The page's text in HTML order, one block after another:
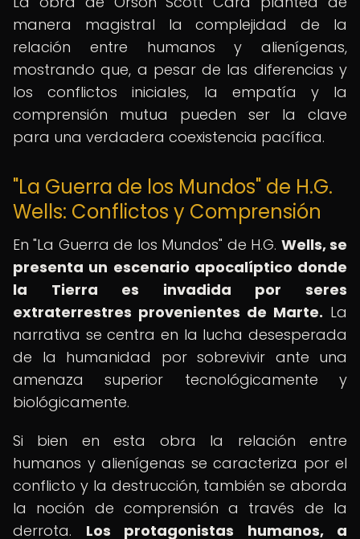
manera magistral la complejidad de la
relación entre humanos y alienígenas,
mostrando que, a pesar de las diferencias y
los conflictos iniciales, la empatía y la
comprensión mutua pueden ser la clave
para una verdadera coexistencia pacífica.
"La Guerra de los Mundos" de H.G.
Wells: Conflictos y Comprensión
En "La Guerra de los Mundos" de H.G. Wells, se
presenta un escenario apocalíptico donde
la Tierra es invadida por seres
extraterrestres provenientes de Marte. La
narrativa se centra en la lucha desesperada
de la humanidad por sobrevivir ante una
amenaza superior tecnológicamente y
biológicamente.
Si bien en esta obra la relación entre
humanos y alienígenas se caracteriza por el
conflicto y la destrucción, también se aborda
la noción de comprensión a través de la
derrota. Los protagonistas humanos, a